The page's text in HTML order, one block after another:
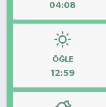
04:08
ÖĞLE
12:59